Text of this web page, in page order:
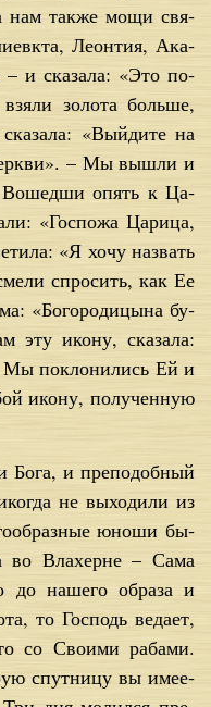
нам так­же мо­щи свя­
Леон­тия, Ака­
и ска­за­ла: «Это по­
зо­ло­та боль­ше,
«Вый­ди­те на
– Мы вы­шли и
Во­шед­ши опять к Ца­
«Гос­по­жа Ца­ри­ца,
«Я хо­чу на­звать
спро­сить, как Ее
«Бо­го­ро­ди­цы­на бу­
эту ико­ну, ска­за­ла:
Мы по­кло­ни­лись Ей и
ико­ну, по­лу­чен­ную
Бо­га, и пре­по­доб­ный
не вы­хо­ди­ли из
юно­ши бы­
во Влахерне – Са­ма
до на­ше­го об­ра­за и
то Гос­подь ве­да­ет,
со Сво­и­ми ра­ба­ми.
спут­ни­цу вы име­е­